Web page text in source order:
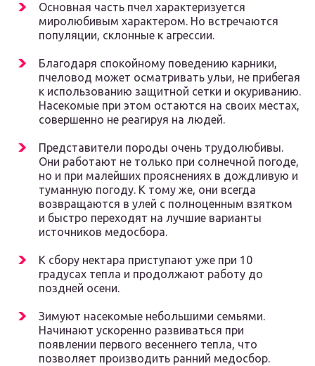
Основная часть пчел характеризуется
миролюбивым характером. Но встречаются
популяции, склонные к агрессии.
Благодаря спокойному поведению карники,
пчеловод может осматривать ульи, не прибегая
к использованию защитной сетки и окуриванию.
Насекомые при этом остаются на своих местах,
совершенно не реагируя на людей.
Представители породы очень трудолюбивы.
Они работают не только при солнечной погоде,
но и при малейших прояснениях в дождливую и
туманную погоду. К тому же, они всегда
возвращаются в улей с полноценным взятком
и быстро переходят на лучшие варианты
источников медосбора.
К сбору нектара приступают уже при 10
градусах тепла и продолжают работу до
поздней осени.
Зимуют насекомые небольшими семьями.
Начинают ускоренно развиваться при
появлении первого весеннего тепла, что
позволяет производить ранний медосбор.